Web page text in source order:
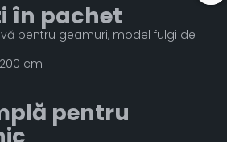
în pachet
pentru geamuri, model fulgi de
cm
pentru